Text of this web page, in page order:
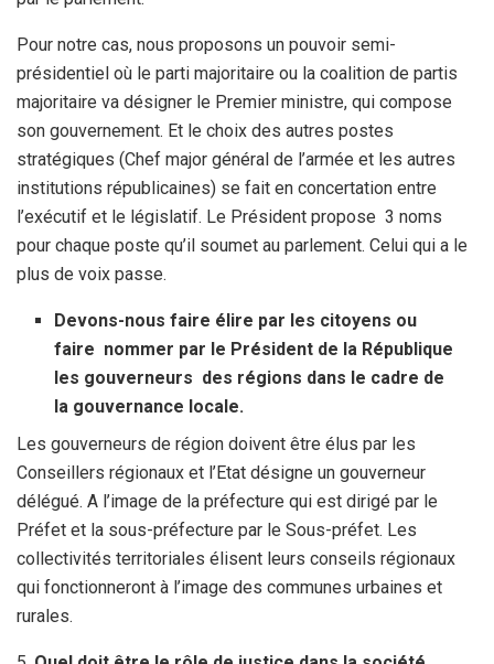
Pour notre cas, nous proposons un pouvoir semi-
présidentiel où le parti majoritaire ou la coalition de partis
majoritaire va désigner le Premier ministre, qui compose
son gouvernement. Et le choix des autres postes
stratégiques (Chef major général de l’armée et les autres
institutions républicaines) se fait en concertation entre
l’exécutif et le législatif. Le Président propose 3 noms
pour chaque poste qu’il soumet au parlement. Celui qui a le
plus de voix passe.
Devons-nous faire élire par les citoyens ou
faire nommer par le Président de la République
les gouverneurs des régions dans le cadre de
la gouvernance locale.
Les gouverneurs de région doivent être élus par les
Conseillers régionaux et l’Etat désigne un gouverneur
délégué. A l’image de la préfecture qui est dirigé par le
Préfet et la sous-préfecture par le Sous-préfet. Les
collectivités territoriales élisent leurs conseils régionaux
qui fonctionneront à l’image des communes urbaines et
rurales.